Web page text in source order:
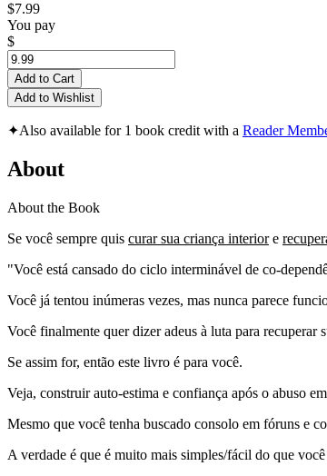
$7.99
You pay
$
Add to Cart
Add to Wishlist
✦Also available for 1 book credit with a Reader
About
About the Book
Se você sempre quis curar sua criança interiore
"Você está cansado do ciclo interminável de co-
Você já tentou inúmeras vezes, mas nunca parece
Você finalmente quer dizer adeus à luta para recuperar
Se assim for, então este livro é para você.
Veja, construir auto-estima e confiança após o abuso
Mesmo que você tenha buscado consolo em fóruns e
A verdade é que é muito mais simples/fácil do que você